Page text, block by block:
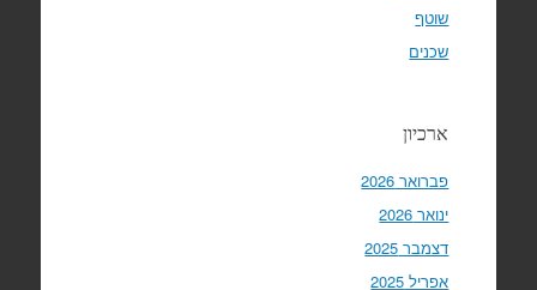
שוטף
שכנים
ארכיון
פברואר 2026
ינואר 2026
דצמבר 2025
אפריל 2025